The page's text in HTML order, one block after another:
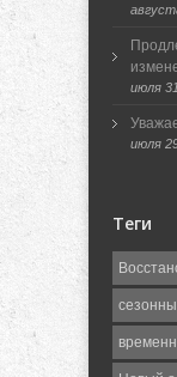
июля
июля
Теги